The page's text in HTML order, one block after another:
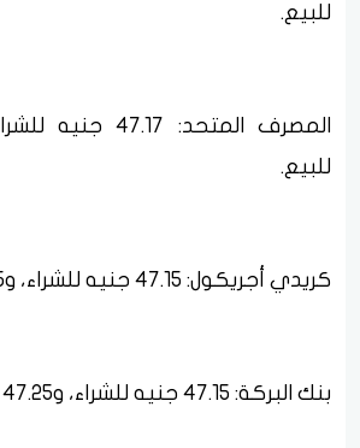
للبيع.
للبيع.
كريدي أجريكول: 47.15 جنيه للشراء، و47.25 جنيه للبيع.
بنك البركة: 47.15 جنيه للشراء، و47.25 جنيه للبيع.